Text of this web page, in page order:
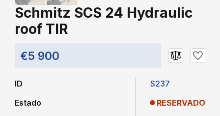
Schmitz SCS 24 Hydraulic
roof TIR
€5 900
ID
Estado
S237
RESERVADO